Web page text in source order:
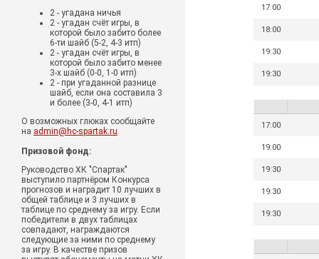
2 - угадана ничья
2 - угадан счёт игры, в
которой было забито более
6-ти шайб (5-2, 4-3 итп)
2 - угадан счёт игры, в
которой было забито менее
3-х шайб (0-0, 1-0 итп)
2 - при угаданной разнице
шайб, если она составила 3
и более (3-0, 4-1 итп)
О возможных глюках сообщайте
на admin@hc-spartak.ru.
Призовой фонд:
Руководство ХК "Спартак"
выступило партнёром Конкурса
прогнозов и наградит 10 лучших в
общей таблице и 3 лучших в
таблице по среднему за игру. Если
победители в двух таблицах
совпадают, награждаются
следующие за ними по среднему
за игру. В качестве призов
17:00
18:00
19:30
19:30
17:00
19:00
19:30
19:30
19:30